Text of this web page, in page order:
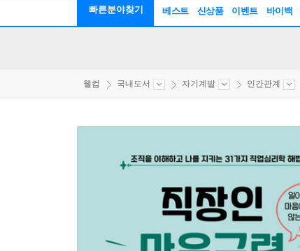
빠른분야찾기 베스트 신상품 이벤트 바이백
웰컴 국내도서 자기계발 인간관계